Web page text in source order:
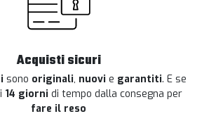
Acquisti sicuri
sono originali, nuovi e garantiti. E se
14 giorni di tempo dalla consegna per
fare il reso